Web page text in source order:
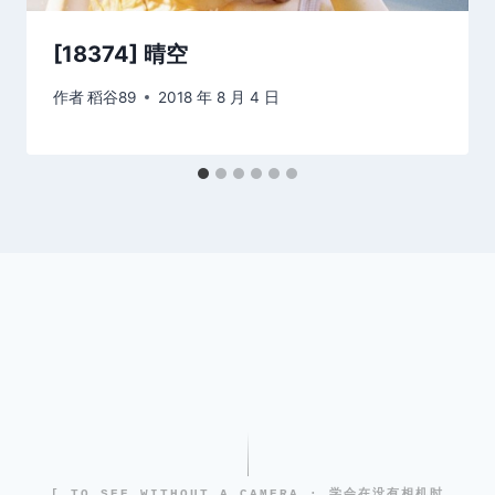
[18374] 晴空
作者稻谷89 2018 年 8 月 4 日